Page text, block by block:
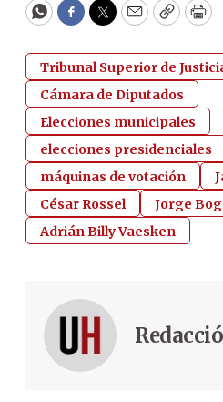
WhatsApp
Facebook
Twitter
EmailCopy
Tribunal Superior de
Cámara de Diputados
Elecciones municipales
elecciones presidenciales
máquinas de votación
César Rossel
Jorge
Adrián Billy Vaesken